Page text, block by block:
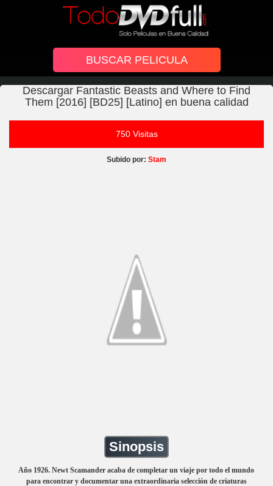
Descargar Fantastic Beasts and Where to Find
Them [2016] [BD25] [Latino] en buena calidad
750 Visitas
Subido por: Stam
Sinopsis
Año 1926. Newt Scamander acaba de completar un viaje por todo el mundo
para encontrar y documentar una extraordinaria selección de criaturas